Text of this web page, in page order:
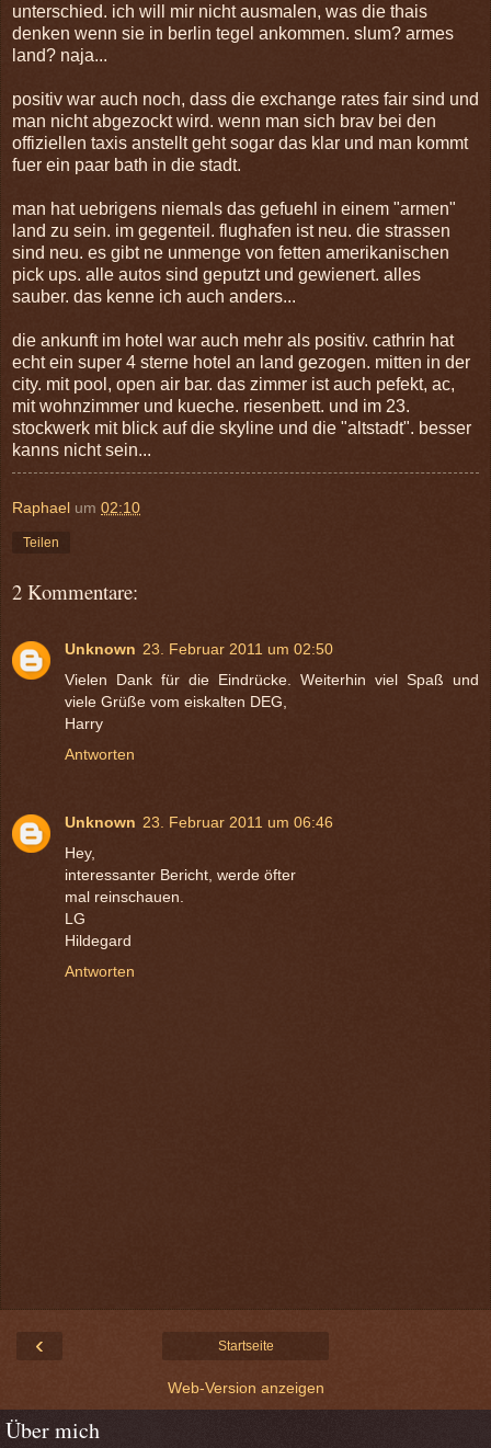
unterschied. ich will mir nicht ausmalen, was die thais
denken wenn sie in berlin tegel ankommen. slum? armes
land? naja...
positiv war auch noch, dass die exchange rates fair sind und
man nicht abgezockt wird. wenn man sich brav bei den
offiziellen taxis anstellt geht sogar das klar und man kommt
fuer ein paar bath in die stadt.
man hat uebrigens niemals das gefuehl in einem "armen"
land zu sein. im gegenteil. flughafen ist neu. die strassen
sind neu. es gibt ne unmenge von fetten amerikanischen
pick ups. alle autos sind geputzt und gewienert. alles
sauber. das kenne ich auch anders...
die ankunft im hotel war auch mehr als positiv. cathrin hat
echt ein super 4 sterne hotel an land gezogen. mitten in der
city. mit pool, open air bar. das zimmer ist auch pefekt, ac,
mit wohnzimmer und kueche. riesenbett. und im 23.
stockwerk mit blick auf die skyline und die "altstadt". besser
kanns nicht sein...
Raphael um 02:10
Teilen
2 Kommentare:
Unknown 23. Februar 2011 um 02:50
Vielen Dank für die Eindrücke. Weiterhin viel Spaß und
viele Grüße vom eiskalten DEG,
Harry
Antworten
Unknown 23. Februar 2011 um 06:46
Hey,
interessanter Bericht, werde öfter
mal reinschauen.
LG
Hildegard
Antworten
‹ Startseite
Web-Version anzeigen
Über mich